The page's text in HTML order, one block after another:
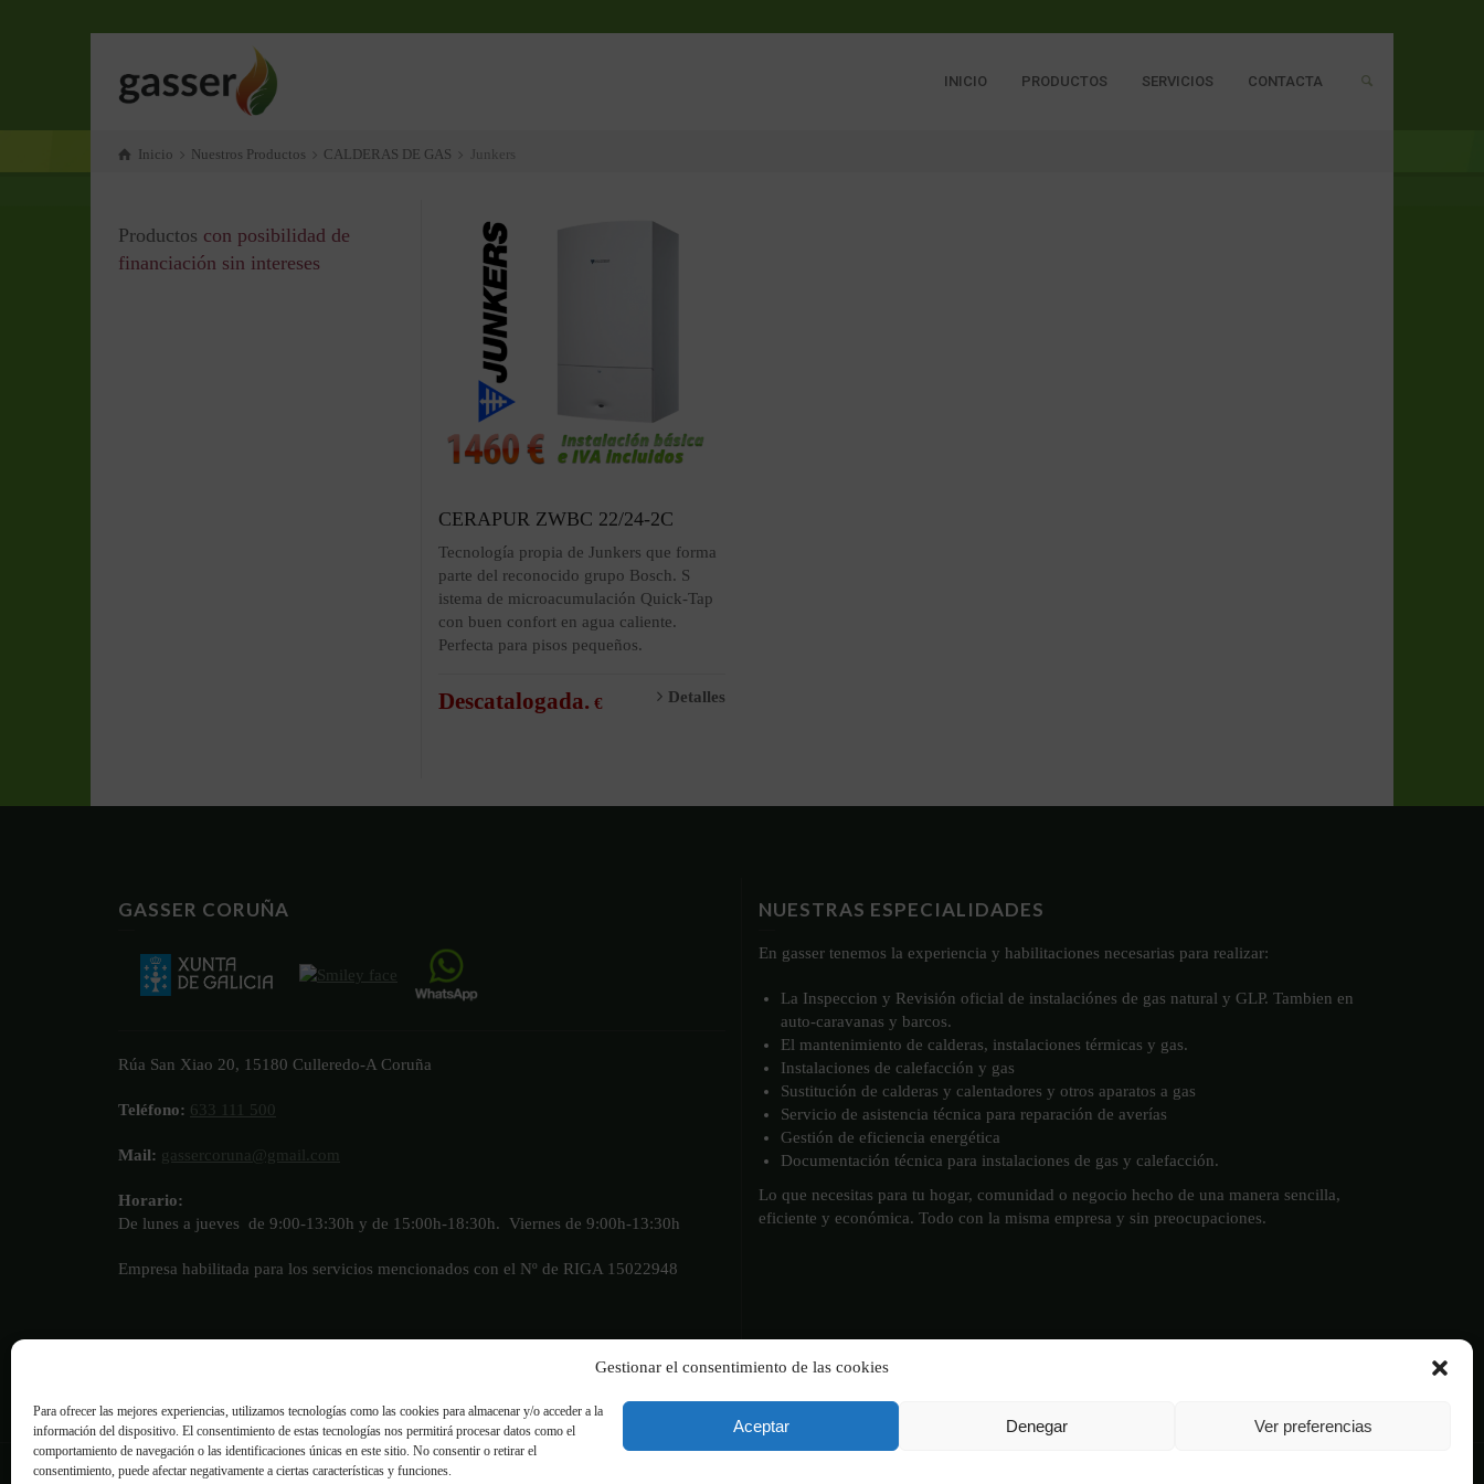
Gestionar el consentimiento de las cookies
Para ofrecer las mejores experiencias, utilizamos tecnologías como las cookies para almacenar y/o acceder a la
información del dispositivo. El consentimiento de estas tecnologías nos permitirá procesar datos como el
comportamiento de navegación o las identificaciones únicas en este sitio. No consentir o retirar el
consentimiento, puede afectar negativamente a ciertas características y funciones.
Aceptar Denegar Ver preferencias
INICIO PRODUCTOS SERVICIOS CONTACTA
Inicio Nuestros Productos CALDERAS DE GAS Junkers
Productos con posibilidad de
financiación sin intereses
CERAPUR ZWBC 22/24-2C
Tecnología propia de Junkers que forma
parte del reconocido grupo Bosch. ​S​
istema de microacumulación Quick-Tap​
con buen​ ​confort en agua caliente.
Perfecta para pisos pequeños.
Descatalogada. Detalles
GASSER CORUÑA
Rúa San Xiao 20, 15180 Culleredo-A Coruña
Teléfono: 633 111 500
Mail: gassercoruna@gmail.com
Horario:
De lunes a jueves de 9:00-13:30h y de 15:00h-18:30h. Viernes de 9:00h-13:30h
Empresa habilitada para los servicios mencionados con el Nº de RIGA 15022948
NUESTRAS ESPECIALIDADES
En gasser tenemos la experiencia y habilitaciones necesarias para realizar:
La Inspeccion y Revisión oficial de instalaciónes de gas natural y GLP. Tambien en
auto-caravanas y barcos.
El mantenimiento de calderas, instalaciones térmicas y gas.
Instalaciones de calefacción y gas
Sustitución de calderas y calentadores y otros aparatos a gas
Servicio de asistencia técnica para reparación de averías
Gestión de eficiencia energética
Documentación técnica para instalaciones de gas y calefacción.
Lo que necesitas para tu hogar, comunidad o negocio hecho de una manera sencilla,
eficiente y económica. Todo con la misma empresa y sin preocupaciones.